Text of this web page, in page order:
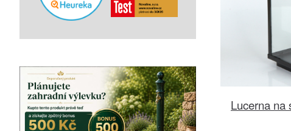
Lucerna na